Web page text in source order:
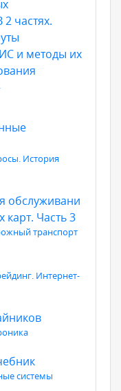
частях.
и методы их
История
обслуживани
карт. Часть 3
транспорт
Интернет-
системы